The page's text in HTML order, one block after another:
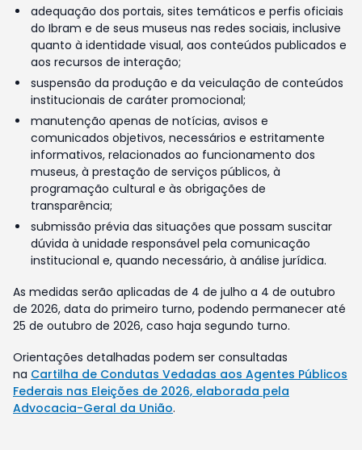
adequação dos portais, sites temáticos e perfis oficiais
do Ibram e de seus museus nas redes sociais, inclusive
quanto à identidade visual, aos conteúdos publicados e
aos recursos de interação;
suspensão da produção e da veiculação de conteúdos
institucionais de caráter promocional;
manutenção apenas de notícias, avisos e
comunicados objetivos, necessários e estritamente
informativos, relacionados ao funcionamento dos
museus, à prestação de serviços públicos, à
programação cultural e às obrigações de
transparência;
submissão prévia das situações que possam suscitar
dúvida à unidade responsável pela comunicação
institucional e, quando necessário, à análise jurídica.
As medidas serão aplicadas de 4 de julho a 4 de outubro
de 2026, data do primeiro turno, podendo permanecer até
25 de outubro de 2026, caso haja segundo turno.
Orientações detalhadas podem ser consultadas
na Cartilha de Condutas Vedadas aos Agentes Públicos
Federais nas Eleições de 2026, elaborada pela
Advocacia-Geral da União.